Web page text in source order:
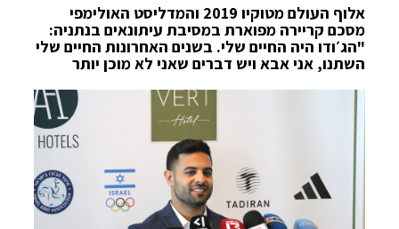
אלוף העולם מטוקיו 2019 והמדליסט האולימפי
מסכם קריירה מפוארת במסיבת עיתונאים בנתניה:
"הג׳ודו היה החיים שלי. בשנים האחרונות החיים שלי
השתנו, אני אבא ויש דברים שאני לא מוכן יותר
כיוון חדש". לאחר קריירה בינלאומית עשירה שכללה
תארים, מדליות ורגעי שיא, אחד מכוכבי הג׳ודו
הישראלי מסיים את דרכו בג'ודו התחרותי ופניו כבר
להמשך הדרך, כן, גם בג'ודו.